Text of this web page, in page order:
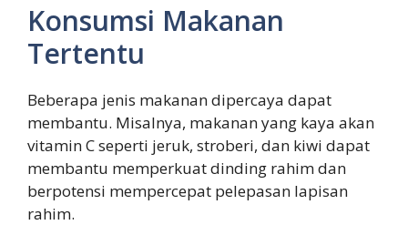
Konsumsi Makanan
Tertentu
Beberapa jenis makanan dipercaya dapat
membantu. Misalnya, makanan yang kaya akan
vitamin C seperti jeruk, stroberi, dan kiwi dapat
membantu memperkuat dinding rahim dan
berpotensi mempercepat pelepasan lapisan
rahim.